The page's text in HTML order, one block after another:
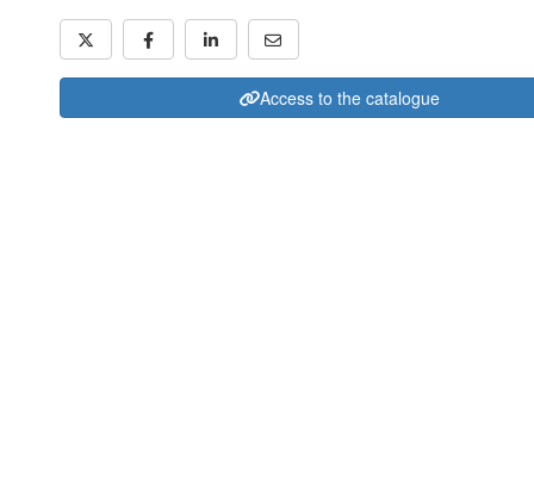
Access to the catalogue